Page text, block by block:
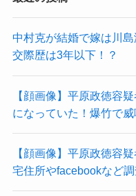
中村克が結婚で嫁は川
交際歴は3年以下！？
【顔画像】平原政徳容
になっていた！爆竹で威
【顔画像】平原政徳容
宅住所やfacebookなど調